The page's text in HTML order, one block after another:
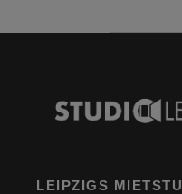
LEIPZIGS